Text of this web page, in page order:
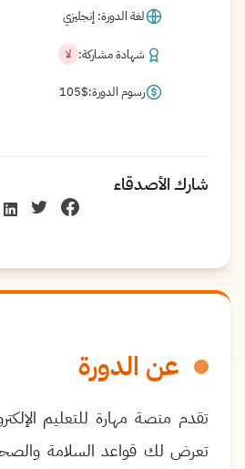
عن الدورة
تقدم منصة مهارة للتعليم
تعرض لك قواعد السلامة والصحة
لغة الدورة: إنجليزي
شهادة مشاركة: لا
رسوم الدورة: 105$
شارك الأصدقاء